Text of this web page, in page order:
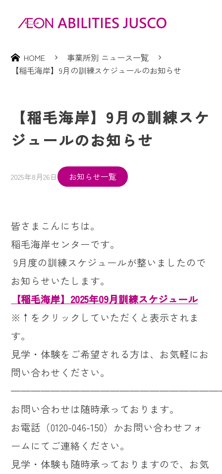
HOME
事業所別 ニュース一覧
【稲毛海岸】9月の訓練スケジュールのお知らせ
【稲毛海岸】9月の訓練スケ
ジュールのお知らせ
2025年8月26日 お知らせ一覧
皆さまこんにちは。
稲毛海岸センターです。
9月度の訓練スケジュールが整いましたので
お知らせいたします。
【稲毛海岸】2025年09月訓練スケジュール
※↑をクリックしていただくと表示されま
す。
見学・体験をご希望される方は、お気軽にお
問い合わせください。
お問い合わせは随時承っております。
お電話（0120-046-150）かお問い合わせフォ
ームにてご連絡ください。
見学・体験も随時承っておりますので、お気